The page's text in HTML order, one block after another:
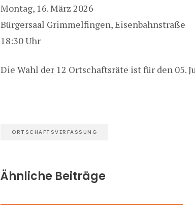
Montag, 16. März 2026
Bürgersaal Grimmelfingen, Eisenbahnstraße
18:30 Uhr
Die Wahl der 12 Ortschaftsräte ist für den 05.
ORTSCHAFTSVERFASSUNG
Ähnliche Beiträge